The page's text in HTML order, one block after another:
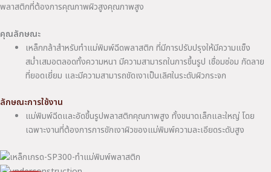
พลาสติกที่ต้องการคุณภาพผิวสูงคุณภาพสูง
คุณลักษณะ
เหล็กกล้าสำหรับทำแม่พิมพ์ฉีดพลาสติก ที่มีการปรับปรุงให้มีความแข็ง
สม่ำเสมอตลอดทั้งความหนา มีความสามารถในการขึ้นรูป เชื่อมซ่อม กัดลาย
ที่ยอดเยี่ยม และมีความสามารถขัดเงาเป็นเลิศในระดับผิวกระจก
ลักษณะการใช้งาน
แม่พิมพ์ฉีดและอัดขึ้นรูปพลาสติกคุณภาพสูง ทั้งขนาดเล็กและใหญ่ โดย
เฉพาะงานที่ต้องการการขักเงาผิวของแม่พิมพ์ความละเอียดระดับสูง